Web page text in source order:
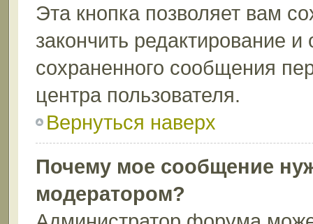
Эта кнопка позволяет вам
закончить редактирование
сохраненного сообщения
центра пользователя.
Вернуться наверх
Почему мое сообщение
модератором?